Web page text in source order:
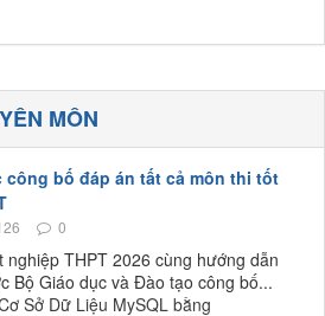
MÔN
công bố đáp án tất cả môn thi tốt
0
THPT 2026 cùng hướng dẫn
Bộ Giáo dục và Đào tạo công bố...
Sở Dữ Liệu MySQL bằng